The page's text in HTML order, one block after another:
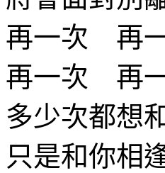
再一次 再
再一次 再
多少次都想
只是和你相